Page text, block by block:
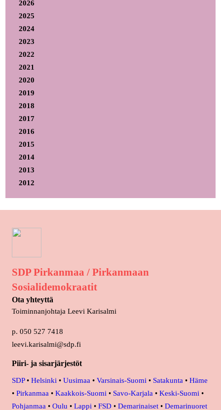
2026
2025
2024
2023
2022
2021
2020
2019
2018
2017
2016
2015
2014
2013
2012
SDP Pirkanmaa / Pirkanmaan
Sosialidemokraatit
Ota yhteyttä
Toiminnanjohtaja Leevi Karisalmi
p. 050 527 7418
leevi.karisalmi@sdp.fi
Piiri- ja sisarjärjestöt
SDP• Helsinki • Uusimaa • Varsinais-Suomi • Satakunta • Häme
• Pirkanmaa • Kaakkois-Suomi • Savo-Karjala • Keski-Suomi •
Pohjanmaa • Oulu • Lappi • FSD • Demarinaiset • Demarinuoret